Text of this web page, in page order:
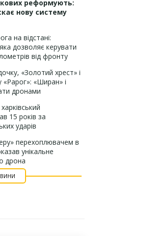
реформують:
нову систему
на відстані:
дозволяє керувати
від фронту
«Золотий хрест» і
«Рарог»: «Ширан» і
дронами
15 років за
ударів
перехоплювачем в
унікальне
дрона